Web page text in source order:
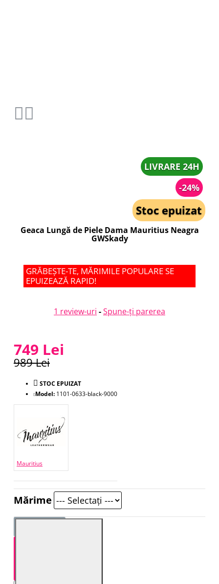
LIVRARE 24H
-24%
Stoc epuizat
Geaca Lungă de Piele Dama Mauritius Neagra
GWSkady
GRĂBEȘTE-TE, MĂRIMILE POPULARE SE
EPUIZEAZĂ RAPID!
1 review-uri -Spune-ţi parerea
749 Lei
989 Lei
STOC EPUIZAT
Model: 1101-0633-black-9000
Mauritius
Mărime